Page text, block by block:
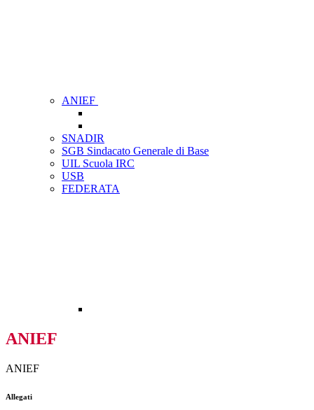
ANIEF
SNADIR
SGB Sindacato Generale di Base
UIL Scuola IRC
USB
FEDERATA
ANIEF
ANIEF
Allegati